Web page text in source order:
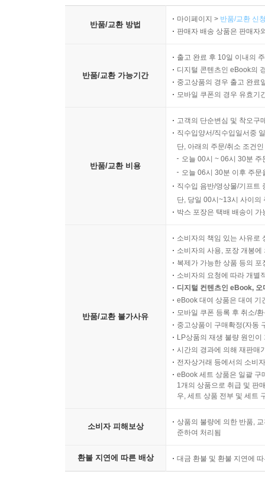
반품/교환 방법
마이페이지 > 반품/교환 신
판매자 배송 상품은 판매자
반품/교환 가능기간
출고 완료 후 10일 이내의
디지털 콘텐츠인 eBook의
중고상품의 경우 출고 완료
모바일 쿠폰의 경우 유효기
반품/교환 비용
고객의 단순변심 및 착오구
직수입양서/직수입일서중
단, 아래의 주문/취소 조건
오늘 00시 ~ 06시 30분
오늘 06시 30분 이후 주
직수입 음반/영상물/기프트
단, 당일 00시~13시 사이의
박스 포장은 택배 배송이
반품/교환 불가사유
소비자의 책임 있는 사유로
소비자의 사용, 포장 개봉
복제가 가능한 상품 등의
소비자의 요청에 따라 개별
디지털 컨텐츠인 eBook,
eBook 대여 상품은 대여 기
모바일 쿠폰 등록 후 취소/
중고상품이 구매확정(자동
LP상품의 재생 불량 원인
시간의 경과에 의해 재판매
전자상거래 등에서의 소비
eBook 세트 상품은 일괄 구
1개의 상품으로 취급 및 판
우, 세트 상품 전부 및 세트
소비자 피해보상
상품의 불량에 의한 반품,
준하여 처리됨
환불 지연에 따른 배상 대금 환불 및 환불 지연에